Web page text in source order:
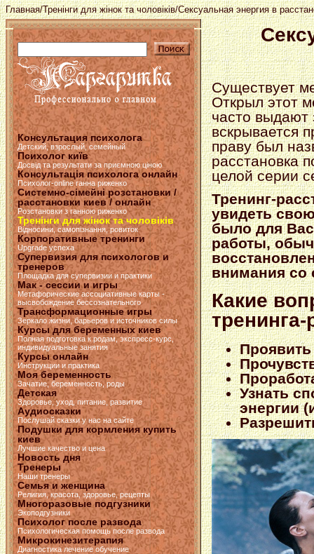
Главная/Тренінги для жінок та чоловіків/Сексуальная энергия в
Консультация психолога
Детский, взрослый, семейный
Психолог київ
Досвід та результати за приємною ціною
Консультація психолога онлайн
Психолог-online ганна риженко
Системно-сімейні розстановки /
расстановки киев / онлайн
Розстановки з ганною риженко
Тренінги для жінок та чоловіків
Відносини, самопізнання, ровиток
Корпоративные тренинги
Upgrade успеха
Супервизия для психологов и
тренеров
Площадка для супервизии и практики
Мак - сессии и игры
Метафорические ассоциативные карты -
высвобождение бессознательного
Трансформационные игры
Зеркало жизни, барьеров и источников силы
Курсы для беременных киев
Полная подготовка к родам, экспресс-курс,
индивидуальные занятия
Курсы онлайн
Инструкции и практика
Моя беременность
Зачатие, беременность, роды
Детская
Здоровье, уход, питание, развитие
Аудиосказки
Послушай сказки у нас на сайте
Подушки для кормления купить
киев
Лучшие качество и цена
Новость дня
Тренеры
Наши тренеры
Семья и женщина
Религия, красота, здоровье, рецепты
Многоразовые подгузники
Экоподгузники
Психолог после развода
Психологическая помощь после развода
Микрокинезитерапия
Диагностика лечение обучение
Существует
Открыл этот
часто выдают
вскрывается
праву был
расстановка
целой серии
Тренинг-
увидеть
было для Вас
работы,
внимания со
Какие
Узнать
энергии